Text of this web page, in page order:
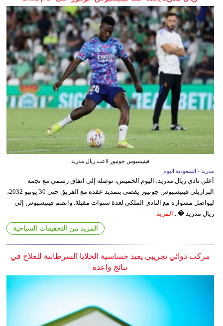
فينيسيوس جونيور لاعب ريال مدريد
مدريد - السعودية اليوم
أعلن نادي ريال مدريد، اليوم الخميس، توصله إلى اتفاق رسمي مع نجمه
البرازيلي فينيسيوس جونيور يقضي بتمديد عقده مع الفريق حتى 30 يونيو 2032،
ليواصل مشواره مع النادي الملكي لعدة سنوات مقبلة. وانضم فينيسيوس إلى
ريال مدريد �... المزيد
المزيد من التحقيقات السياحية
مركب دوائي تجريبي يعيد حساسية الخلايا السرطانية للعلاج في
نتائج واعدة